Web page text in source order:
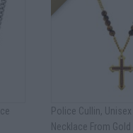
Police Cullin,
Νecklace From